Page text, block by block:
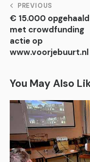
Bericht
navigatie
PREVIOUS
€ 15.000 opgehaald
met crowdfunding
actie op
www.voorjebuurt.nl
You May Also